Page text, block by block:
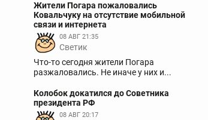
Жители Погара пожаловались
Ковальчуку на отсутствие мобильной
связи и интернета
08 АВГ 21:35
Светик
Что-то сегодня жители Погара
разжаловались. Не иначе у них и...
Колобок докатился до Советника
президента РФ
08 АВГ 20:17